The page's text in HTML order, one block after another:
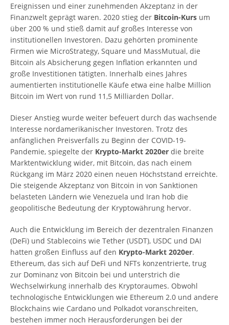
Ereignissen und einer zunehmenden Akzeptanz in der
Finanzwelt geprägt waren. 2020 stieg der Bitcoin-Kurs um
über 200 % und stieß damit auf großes Interesse von
institutionellen Investoren. Dazu gehörten prominente
Firmen wie MicroStrategy, Square und MassMutual, die
Bitcoin als Absicherung gegen Inflation erkannten und
große Investitionen tätigten. Innerhalb eines Jahres
aumentierten institutionelle Käufe etwa eine halbe Million
Bitcoin im Wert von rund 11,5 Milliarden Dollar.
Dieser Anstieg wurde weiter befeuert durch das wachsende
Interesse nordamerikanischer Investoren. Trotz des
anfänglichen Preisverfalls zu Beginn der COVID-19-
Pandemie, spiegelte der Krypto-Markt 2020er die breite
Marktentwicklung wider, mit Bitcoin, das nach einem
Rückgang im März 2020 einen neuen Höchststand erreichte.
Die steigende Akzeptanz von Bitcoin in von Sanktionen
belasteten Ländern wie Venezuela und Iran hob die
geopolitische Bedeutung der Kryptowährung hervor.
Auch die Entwicklung im Bereich der dezentralen Finanzen
(DeFi) und Stablecoins wie Tether (USDT), USDC und DAI
hatten großen Einfluss auf den Krypto-Markt 2020er.
Ethereum, das sich auf DeFi und NFTs konzentrierte, trug
zur Dominanz von Bitcoin bei und unterstrich die
Wechselwirkung innerhalb des Kryptoraumes. Obwohl
technologische Entwicklungen wie Ethereum 2.0 und andere
Blockchains wie Cardano und Polkadot voranschreiten,
bestehen immer noch Herausforderungen bei der